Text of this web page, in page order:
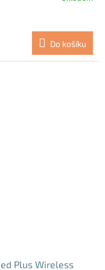
Do košíku
Plus Wireless